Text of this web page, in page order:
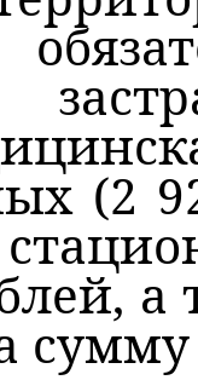
(2